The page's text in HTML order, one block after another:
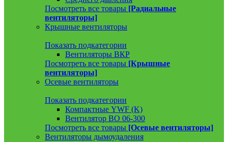
Посмотреть все товары [Радиальные
вентиляторы]
Крышные вентиляторы
Показать подкатегории
Вентиляторы ВКР
Посмотреть все товары [Крышные
вентиляторы]
Осевые вентиляторы
Показать подкатегории
Компактные YWF (K)
Вентилятор ВО 06-300
Посмотреть все товары [Осевые вентиляторы]
Вентиляторы дымоудаления